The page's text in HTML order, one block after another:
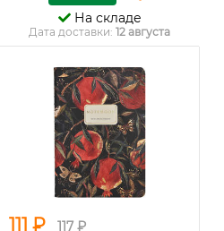
На складе
Дата доставки: 12 августа
111 ₽ 117 ₽